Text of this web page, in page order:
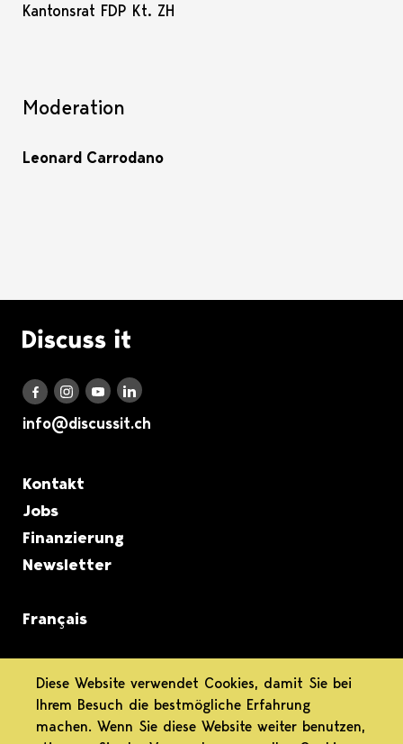
Kantonsrat FDP Kt. ZH
Moderation
Leonard Carrodano
Logo Discuss it
Discuss it auf Facebook
Discuss it auf Instagram
Discuss it auf Youtube
Discuss it auf LinkedIn
info@discussit.ch
Metanavigation
Kontakt
Jobs
Finanzierung
Newsletter
Français
informiert.
differenziert.
Diese Website verwendet Cookies, damit Sie bei
Ihrem Besuch die bestmögliche Erfahrung
machen. Wenn Sie diese Website weiter benutzen,